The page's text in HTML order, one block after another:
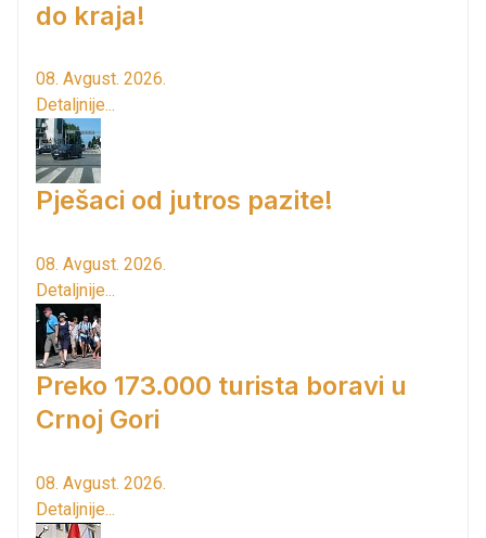
do kraja!
08. Avgust. 2026.
Detaljnije...
Pješaci od jutros pazite!
08. Avgust. 2026.
Detaljnije...
Preko 173.000 turista boravi u
Crnoj Gori
08. Avgust. 2026.
Detaljnije...